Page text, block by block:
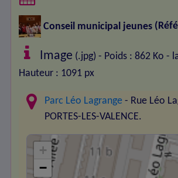
Conseil municipal jeunes
Image (.jpg) - Poids : 862 Ko -
Hauteur : 1091 px
Parc Léo Lagrange - Rue Léo
PORTES-LES-VALENCE.
+
−